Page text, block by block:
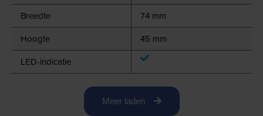
Breedte
74 mm
Hoogte
45 mm
LED-indicatie
Meer laden